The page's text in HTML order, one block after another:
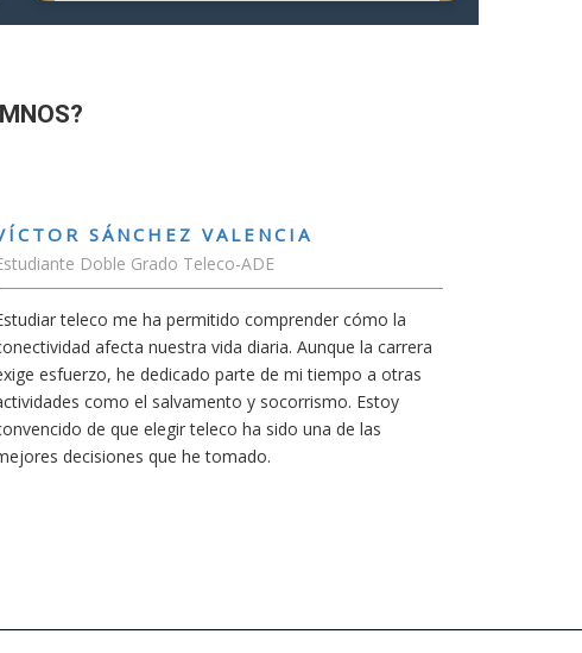
RUBÉN URRACA TORICES
En cualquier carrera necesitas una
mía siempre ha sido poder trabajar en
carrera de teleco me dará la
Aunque al principio parezca duro, uno
mereció la pena por las múltiples